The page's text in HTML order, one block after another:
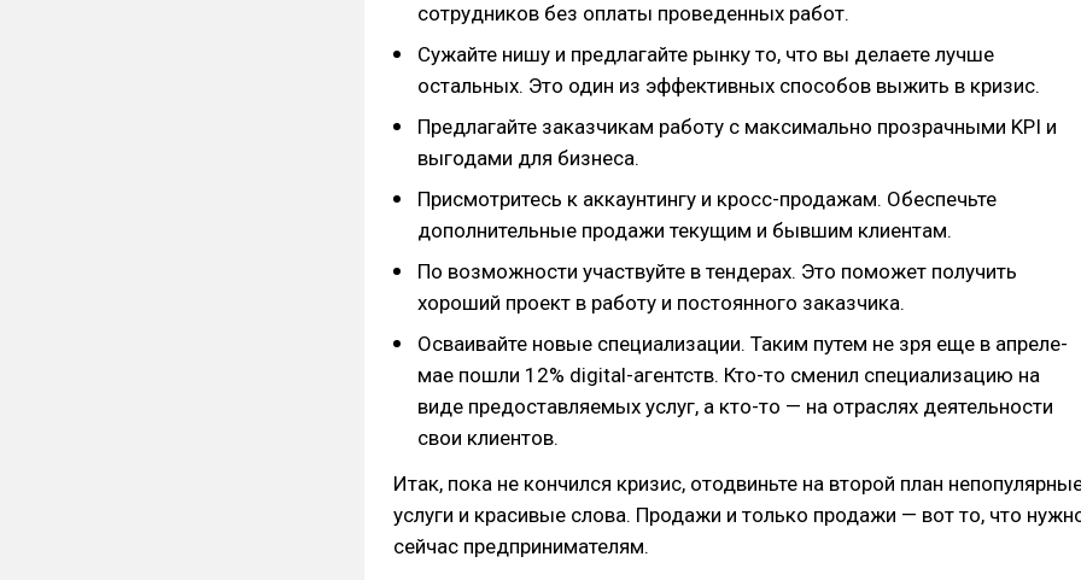
сотрудников без оплаты проведенных работ.
Сужайте нишу и предлагайте рынку то, что вы делаете лучше
остальных. Это один из эффективных способов выжить в кризис.
Предлагайте заказчикам работу с максимально прозрачными KPI и
выгодами для бизнеса.
Присмотритесь к аккаунтингу и кросс-продажам. Обеспечьте
дополнительные продажи текущим и бывшим клиентам.
По возможности участвуйте в тендерах. Это поможет получить
хороший проект в работу и постоянного заказчика.
Осваивайте новые специализации. Таким путем не зря еще в апреле-
мае пошли 12% digital-агентств. Кто-то сменил специализацию на
виде предоставляемых услуг, а кто-то — на отраслях деятельности
свои клиентов.
Итак, пока не кончился кризис, отодвиньте на второй план
услуги и красивые слова. Продажи и только продажи — вот то, что
сейчас предпринимателям.